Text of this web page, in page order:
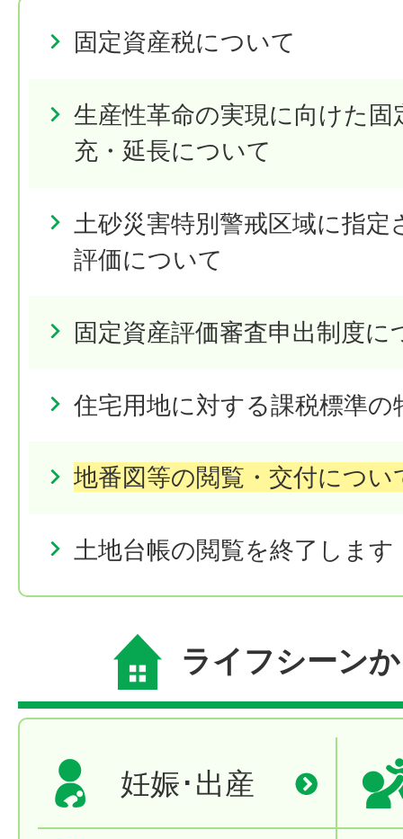
固定資産税について
生産性革命の実現に向けた
充・延長について
土砂災害特別警戒区域に指
評価について
固定資産評価審査申出制度に
住宅用地に対する課税標準
地番図等の閲覧・交付につい
土地台帳の閲覧を終了します
ライフシーン
妊娠･出産